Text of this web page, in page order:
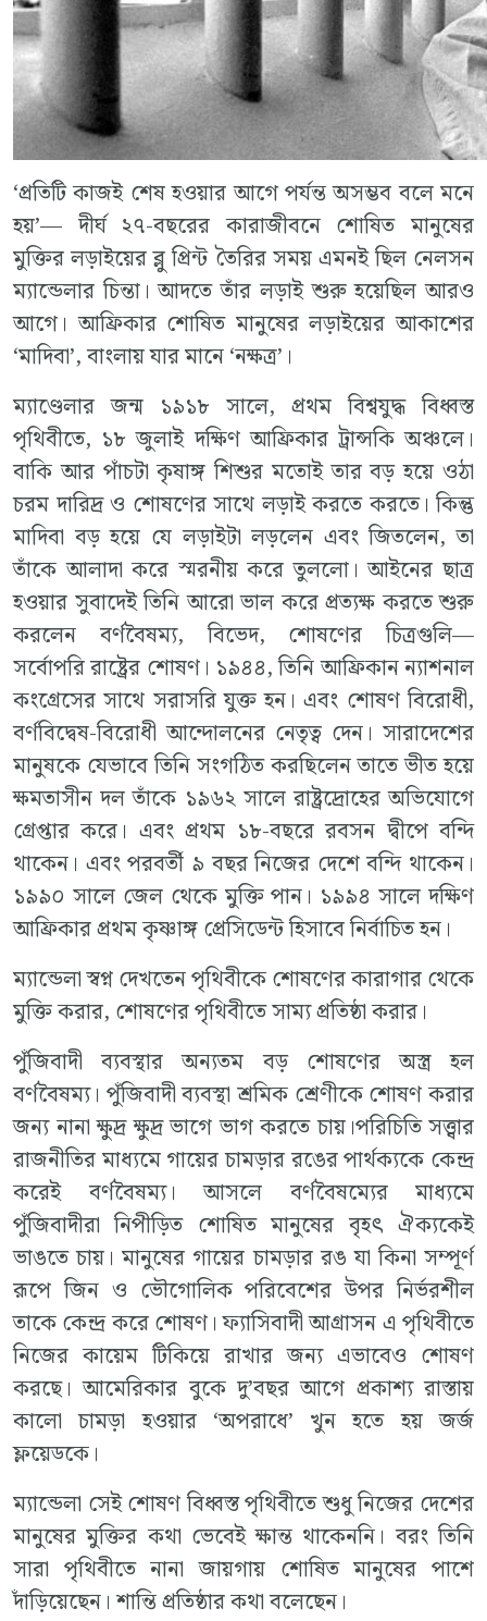
‘প্রতিটি কাজই শেষ হওয়ার আগে পর্যন্ত অসম্ভব বলে মনে
হয়’— দীর্ঘ ২৭-বছরের কারাজীবনে শোষিত মানুষের
মুক্তির লড়াইয়ের ব্লু প্রিন্ট তৈরির সময় এমনই ছিল নেলসন
ম্যান্ডেলার চিন্তা। আদতে তাঁর লড়াই শুরু হয়েছিল আরও
আগে। আফ্রিকার শোষিত মানুষের লড়াইয়ের আকাশের
‘মাদিবা’, বাংলায় যার মানে ‘নক্ষত্র’।
ম্যাণ্ডেলার জন্ম ১৯১৮ সালে, প্রথম বিশ্বযুদ্ধ বিধ্বস্ত
পৃথিবীতে, ১৮ জুলাই দক্ষিণ আফ্রিকার ট্রান্সকি অঞ্চলে।
বাকি আর পাঁচটা কৃষাঙ্গ শিশুর মতোই তার বড় হয়ে ওঠা
চরম দারিদ্র ও শোষণের সাথে লড়াই করতে করতে। কিন্তু
মাদিবা বড় হয়ে যে লড়াইটা লড়লেন এবং জিতলেন, তা
তাঁকে আলাদা করে স্মরনীয় করে তুললো। আইনের ছাত্র
হওয়ার সুবাদেই তিনি আরো ভাল করে প্রত্যক্ষ করতে শুরু
করলেন বর্ণবৈষম্য, বিভেদ, শোষণের চিত্রগুলি—
সর্বোপরি রাষ্ট্রের শোষণ। ১৯৪৪, তিনি আফ্রিকান ন্যাশনাল
কংগ্রেসের সাথে সরাসরি যুক্ত হন। এবং শোষণ বিরোধী,
বর্ণবিদ্বেষ-বিরোধী আন্দোলনের নেতৃত্ব দেন। সারাদেশের
মানুষকে যেভাবে তিনি সংগঠিত করছিলেন তাতে ভীত হয়ে
ক্ষমতাসীন দল তাঁকে ১৯৬২ সালে রাষ্ট্রদ্রোহের অভিযোগে
গ্রেপ্তার করে। এবং প্রথম ১৮-বছরে রবসন দ্বীপে বন্দি
থাকেন। এবং পরবর্তী ৯ বছর নিজের দেশে বন্দি থাকেন।
১৯৯০ সালে জেল থেকে মুক্তি পান। ১৯৯৪ সালে দক্ষিণ
আফ্রিকার প্রথম কৃষ্ণাঙ্গ প্রেসিডেন্ট হিসাবে নির্বাচিত হন।
ম্যান্ডেলা স্বপ্ন দেখতেন পৃথিবীকে শোষণের কারাগার থেকে
মুক্তি করার, শোষণের পৃথিবীতে সাম্য প্রতিষ্ঠা করার।
পুঁজিবাদী ব্যবস্থার অন্যতম বড় শোষণের অস্ত্র হল
বর্ণবৈষম্য। পুঁজিবাদী ব্যবস্থা শ্রমিক শ্রেণীকে শোষণ করার
জন্য নানা ক্ষুদ্র ক্ষুদ্র ভাগে ভাগ করতে চায়।পরিচিতি সত্ত্বার
রাজনীতির মাধ্যমে গায়ের চামড়ার রঙের পার্থক্যকে কেন্দ্র
করেই বর্ণবৈষম্য। আসলে বর্ণবৈষম্যের মাধ্যমে
পুঁজিবাদীরা নিপীড়িত শোষিত মানুষের বৃহৎ ঐক্যকেই
ভাঙতে চায়। মানুষের গায়ের চামড়ার রঙ যা কিনা সম্পূর্ণ
রূপে জিন ও ভৌগোলিক পরিবেশের উপর নির্ভরশীল
তাকে কেন্দ্র করে শোষণ। ফ্যাসিবাদী আগ্রাসন এ পৃথিবীতে
নিজের কায়েম টিকিয়ে রাখার জন্য এভাবেও শোষণ
করছে। আমেরিকার বুকে দু’বছর আগে প্রকাশ্য রাস্তায়
কালো চামড়া হওয়ার ‘অপরাধে’ খুন হতে হয় জর্জ
ফ্লয়েডকে।
ম্যান্ডেলা সেই শোষণ বিধ্বস্ত পৃথিবীতে শুধু নিজের দেশের
মানুষের মুক্তির কথা ভেবেই ক্ষান্ত থাকেননি। বরং তিনি
সারা পৃথিবীতে নানা জায়গায় শোষিত মানুষের পাশে
দাঁড়িয়েছেন। শান্তি প্রতিষ্ঠার কথা বলেছেন।